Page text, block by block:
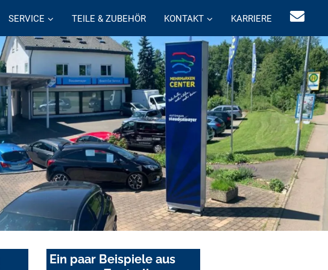
SERVICE TEILE & ZUBEHÖR KONTAKT KARRIERE
Ein paar Beispiele aus